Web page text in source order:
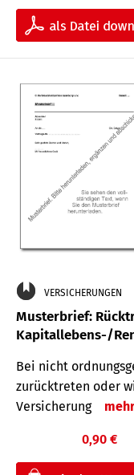
VERSICHERUNGEN
Musterbrief:
Kapitallebens-/
Bei nicht
zurücktreten oder
Versicherung
mehr
0,90 €